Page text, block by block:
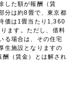
した額が報酬（賃
分は約8畳で、東京都
価は1畳当たり1,360
ます。ただし、借料
る場合は、その住宅
生施設となりますの
（賃金）とは解され